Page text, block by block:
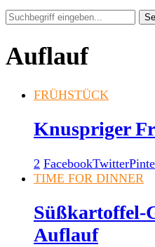
Auflauf
FRÜHSTÜCK
Knuspriger
2 FacebookTwitter
TIME FOR DINNER
Süßkartoffel-
Auflauf